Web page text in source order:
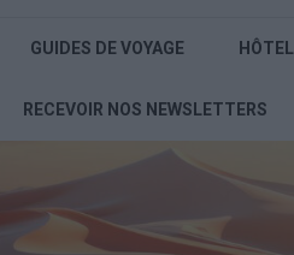
GUIDES DE VOYAGE HÔTEL
RECEVOIR NOS NEWSLETTERS